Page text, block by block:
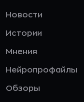
Новости
Истории
Мнения
Нейропрофайлы
Обзоры